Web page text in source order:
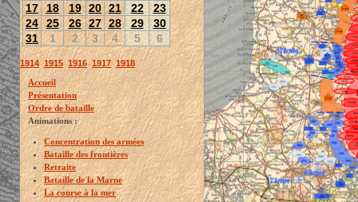
17 18 19 20 21 22
23
24 25 26 27 28 29
30
31
1 2 3 4 5 6
1914 1915 1916 1917 1918
Accueil
Présentation
Ordre de bataille
Animations :
Concentration des armées
Bataille des frontières
Retraite
Bataille de la Marne
La course à la mer